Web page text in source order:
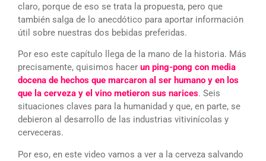
claro, porque de eso se trata la propuesta, pero que
también salga de lo anecdótico para aportar información
útil sobre nuestras dos bebidas preferidas.
Por eso este capítulo llega de la mano de la historia. Más
precisamente, quisimos hacer un ping-pong con media
docena de hechos que marcaron al ser humano y en los
que la cerveza y el vino metieron sus narices. Seis
situaciones claves para la humanidad y que, en parte, se
debieron al desarrollo de las industrias vitivinícolas y
cerveceras.
Por eso, en este video vamos a ver a la cerveza salvando